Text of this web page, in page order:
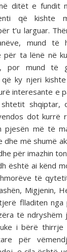
ditët e fundit
që kishte
t’u larguar.
mund të
për ta lënë në
por mund të
ky njeri
interesante e
shqiptar,
dot kurrë
pjesën më të
më shumë
për imazhin
është ai kënd
të
Migjenin,
flladiten nga
të ndryshëm
i bërë thirrje
për